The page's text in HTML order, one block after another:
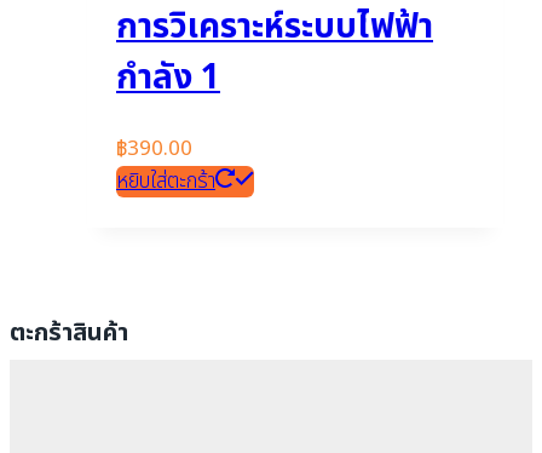
การวิเคราะห์ระบบไฟฟ้า
กำลัง 1
฿390.00
หยิบใส่ตะกร้า
ตะกร้าสินค้า